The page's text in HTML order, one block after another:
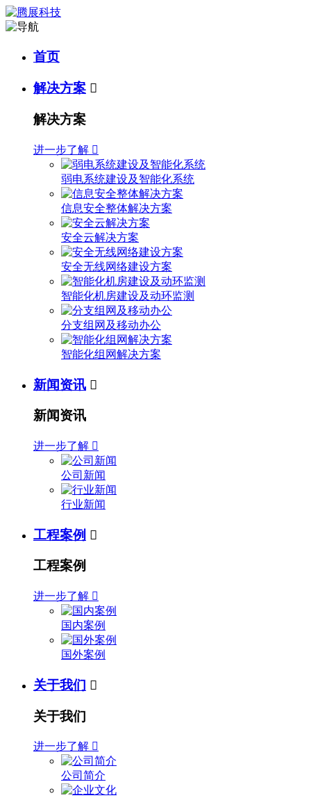
首页
解决方案 
解决方案
进一步了解 
弱电系统建设及智能化系统
信息安全整体解决方案
安全云解决方案
安全无线网络建设方案
智能化机房建设及动环监测
分支组网及移动办公
智能化组网解决方案
新闻资讯 
新闻资讯
进一步了解 
公司新闻
行业新闻
工程案例 
工程案例
进一步了解 
国内案例
国外案例
关于我们 
关于我们
进一步了解 
公司简介